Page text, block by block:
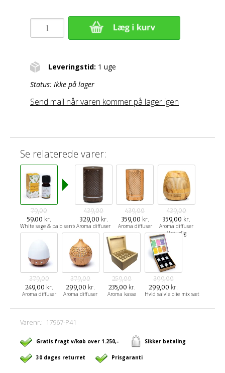
Leveringstid: 1 uge
Status: Ikke på lager
Send mail når varen kommer på lager igen
Se relaterede varer:
79,00
59.00 kr.
White sage & palo santo
439,00
329,00 kr.
Aroma diffuser
439,00
359,00 kr.
Aroma diffuser
439,00
359,00 kr.
Aroma diffuser
Naturlig
379,00
249,00 kr.
Aroma diffuser
379,00
299,00 kr.
Aroma diffuser
259,00
235,00 kr.
Aroma kasse
399,00
299,00 kr.
Hvid salvie olie mix sæt
Varenr.: 17967-P41
Gratis fragt v/køb over 1.250,- Sikker betaling
30 dages returret Prisgaranti